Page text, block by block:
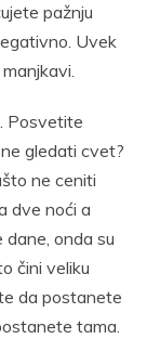
pažnju
Uvek
Posvetite
gledati cvet?
ne ceniti
dve noći a
onda su
čini veliku
da postanete
tama.